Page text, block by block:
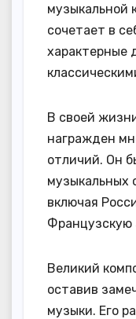
музыкальной
сочетает в
характерные
В своей
награжден
отличий. Он
музыкальных
включая
Французскую
Великий
оставив
музыки. Его